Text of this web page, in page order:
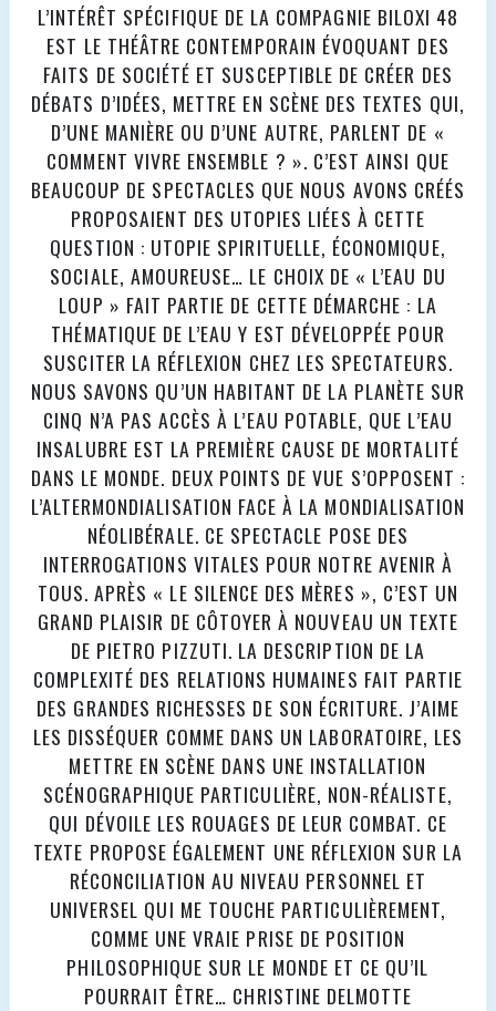
L’INTÉRÊT SPÉCIFIQUE DE LA COMPAGNIE BILOXI 48
EST LE THÉÂTRE CONTEMPORAIN ÉVOQUANT DES
FAITS DE SOCIÉTÉ ET SUSCEPTIBLE DE CRÉER DES
DÉBATS D’IDÉES, METTRE EN SCÈNE DES TEXTES QUI,
D’UNE MANIÈRE OU D’UNE AUTRE, PARLENT DE «
COMMENT VIVRE ENSEMBLE ? ». C’EST AINSI QUE
BEAUCOUP DE SPECTACLES QUE NOUS AVONS CRÉÉS
PROPOSAIENT DES UTOPIES LIÉES À CETTE
QUESTION : UTOPIE SPIRITUELLE, ÉCONOMIQUE,
SOCIALE, AMOUREUSE… LE CHOIX DE « L’EAU DU
LOUP » FAIT PARTIE DE CETTE DÉMARCHE : LA
THÉMATIQUE DE L’EAU Y EST DÉVELOPPÉE POUR
SUSCITER LA RÉFLEXION CHEZ LES SPECTATEURS.
NOUS SAVONS QU’UN HABITANT DE LA PLANÈTE SUR
CINQ N’A PAS ACCÈS À L’EAU POTABLE, QUE L’EAU
INSALUBRE EST LA PREMIÈRE CAUSE DE MORTALITÉ
DANS LE MONDE. DEUX POINTS DE VUE S’OPPOSENT :
L’ALTERMONDIALISATION FACE À LA MONDIALISATION
NÉOLIBÉRALE. CE SPECTACLE POSE DES
INTERROGATIONS VITALES POUR NOTRE AVENIR À
TOUS. APRÈS « LE SILENCE DES MÈRES », C’EST UN
GRAND PLAISIR DE CÔTOYER À NOUVEAU UN TEXTE
DE PIETRO PIZZUTI. LA DESCRIPTION DE LA
COMPLEXITÉ DES RELATIONS HUMAINES FAIT PARTIE
DES GRANDES RICHESSES DE SON ÉCRITURE. J’AIME
LES DISSÉQUER COMME DANS UN LABORATOIRE, LES
METTRE EN SCÈNE DANS UNE INSTALLATION
SCÉNOGRAPHIQUE PARTICULIÈRE, NON-RÉALISTE,
QUI DÉVOILE LES ROUAGES DE LEUR COMBAT. CE
TEXTE PROPOSE ÉGALEMENT UNE RÉFLEXION SUR LA
RÉCONCILIATION AU NIVEAU PERSONNEL ET
UNIVERSEL QUI ME TOUCHE PARTICULIÈREMENT,
COMME UNE VRAIE PRISE DE POSITION
PHILOSOPHIQUE SUR LE MONDE ET CE QU’IL
POURRAIT ÊTRE… CHRISTINE DELMOTTE